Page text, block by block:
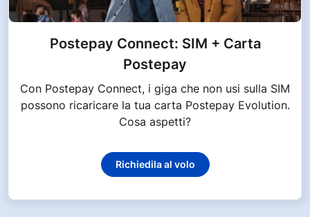
Postepay Connect: SIM + Carta
Postepay
Con Postepay Connect, i giga che non usi sulla SIM
possono ricaricare la tua carta Postepay Evolution.
Cosa aspetti?
Richiedila al volo